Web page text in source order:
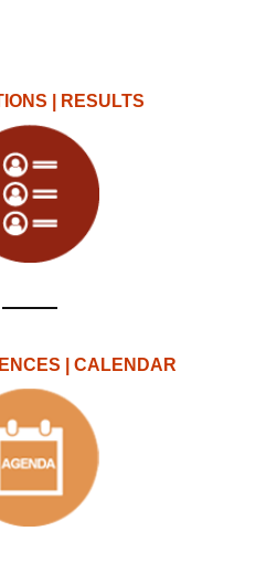
| RESULTS
| CALENDAR